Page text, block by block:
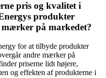
pris og kvalitet i
produkter
mærker på markedet?
for at tilbyde produkter
andre mærker på
priserne lidt højere,
og effekten af produkterne i